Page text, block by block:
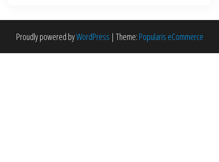
Proudly powered byWordPress | Theme: Popularis eCommerce